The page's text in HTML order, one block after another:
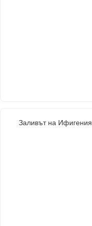
Заливът на Ифигения